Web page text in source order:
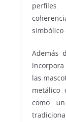
simbólico
Además
incorpora
las
metálico
como